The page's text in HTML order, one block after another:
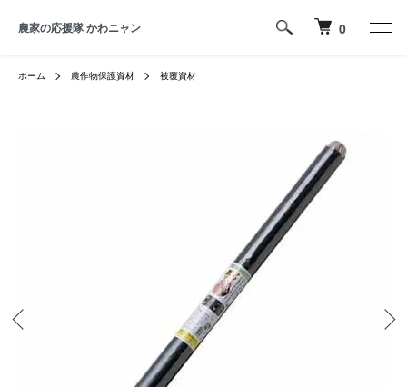
農家の応援隊 かわニャン 0
ホーム 農作物保護資材 被覆資材